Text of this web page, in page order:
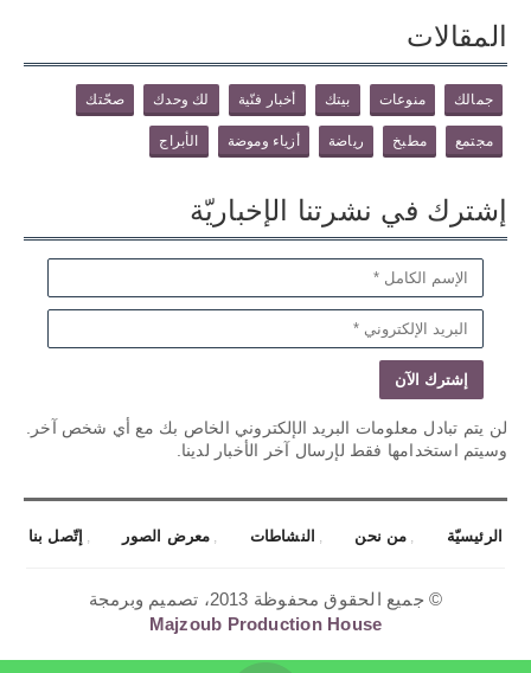
المقالات
جمالك منوعات بيتك أخبار فنّية لك وحدك صحّتك
مجتمع مطبخ رياضة أزياء وموضة الأبراج
إشترك في نشرتنا الإخباريّة
لن يتم تبادل معلومات البريد الإلكتروني الخاص بك مع أي شخص آخر.
وسيتم استخدامها فقط لإرسال آخر الأخبار لدينا.
الرئيسيّة من نحن النشاطات معرض الصور إتّصل بنا
© جميع الحقوق محفوظة 2013، تصميم وبرمجة
Majzoub Production House